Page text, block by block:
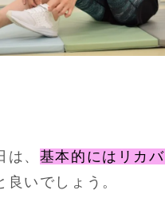
、 基本的にはリカ
良いでしょう。